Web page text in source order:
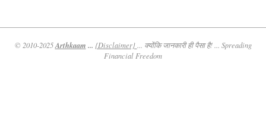
© 2010-2025Arthkaam ... {Disclaimer}
... क्योंकि जानकारी ही पैसा है! ... Spreading
Financial Freedom